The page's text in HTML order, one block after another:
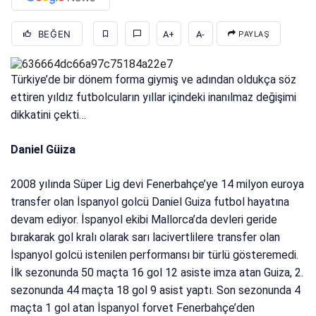
BEĞEN A+ A- PAYLAŞ
Türkiye’de bir dönem forma giymiş ve adından oldukça söz
ettiren yıldız futbolcuların yıllar içindeki inanılmaz değişimi
dikkatini çekti…
Daniel Güiza
2008 yılında Süper Lig devi Fenerbahçe’ye 14 milyon euroya
transfer olan İspanyol golcü Daniel Guiza futbol hayatına
devam ediyor. İspanyol ekibi Mallorca’da devleri geride
bırakarak gol kralı olarak sarı lacivertlilere transfer olan
İspanyol golcü istenilen performansı bir türlü gösteremedi.
İlk sezonunda 50 maçta 16 gol 12 asiste imza atan Guiza, 2.
sezonunda 44 maçta 18 gol 9 asist yaptı. Son sezonunda 4
maçta 1 gol atan İspanyol forvet Fenerbahçe’den